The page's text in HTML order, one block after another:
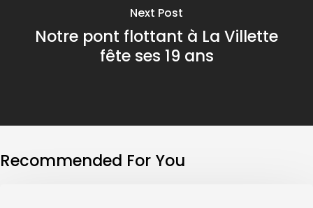
Next Post
Notre pont flottant à La Villette
fête ses 19 ans